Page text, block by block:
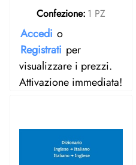
Confezione: 1 PZ
Accedi o
Registrati per
visualizzare i prezzi.
Attivazione immediata!